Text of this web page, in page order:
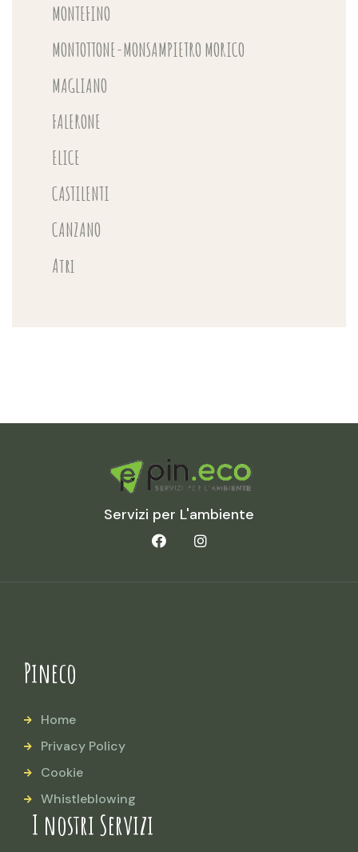
MONTEFINO
MONTOTTONE-MONSAMPIETRO MORICO
MAGLIANO
FALERONE
ELICE
CASTILENTI
CANZANO
Atri
Servizi per L'ambiente
Pineco
Home
Privacy Policy
Cookie
Whistleblowing
I nostri Servizi